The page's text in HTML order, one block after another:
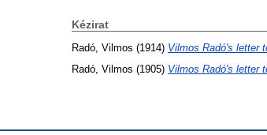
Kézirat
Radó, Vilmos (1914) Vilmos Radó's letter
Radó, Vilmos (1905) Vilmos Radó's letter